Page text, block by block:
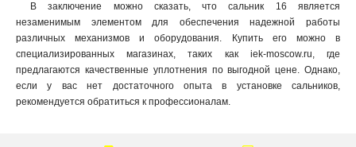
В заключение можно сказать, что сальник 16 является
незаменимым элементом для обеспечения надежной работы
различных механизмов и оборудования. Купить его можно в
специализированных магазинах, таких как iek-moscow.ru, где
предлагаются качественные уплотнения по выгодной цене. Однако,
если у вас нет достаточного опыта в установке сальников,
рекомендуется обратиться к профессионалам.